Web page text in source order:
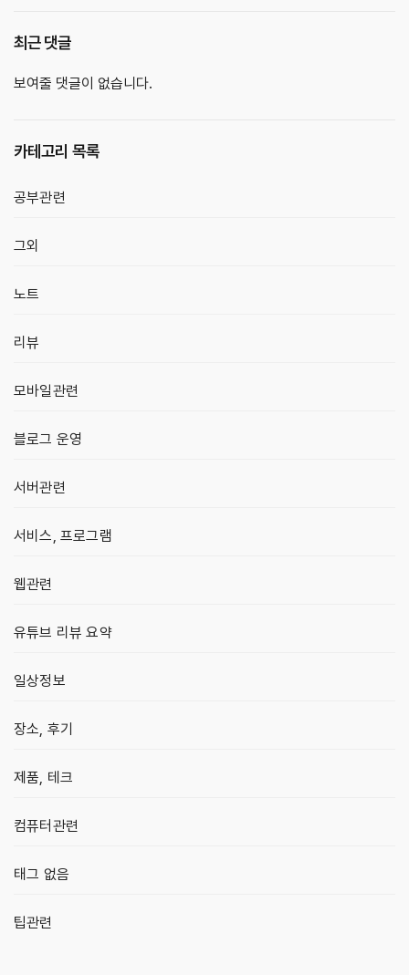
최근 댓글
보여줄 댓글이 없습니다.
카테고리 목록
공부관련
그외
노트
리뷰
모바일관련
블로그 운영
서버관련
서비스, 프로그램
웹관련
유튜브 리뷰 요약
일상정보
장소, 후기
제품, 테크
컴퓨터관련
태그 없음
팁관련